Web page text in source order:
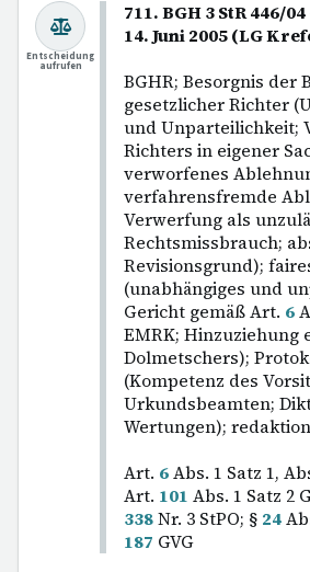
711. BGH 3 StR 446/
14. Juni 2005 (LG
BGHR; Besorgnis der
gesetzlicher Richter
und Unparteilichkeit;
Richters in eigener
verworfenes
verfahrensfremde
Verwerfung als
Rechtsmissbrauch;
Revisionsgrund);
(unabhängiges und
Gericht gemäß Art. 6
EMRK; Hinzuziehung
Dolmetschers);
(Kompetenz des
Urkundsbeamten;
Wertungen);
Art. 6Abs. 1 Satz 1,
Art. 101 Abs. 1 Satz 2
338Nr. 3 StPO; § 24
187 GVG
Entscheidung
aufrufen